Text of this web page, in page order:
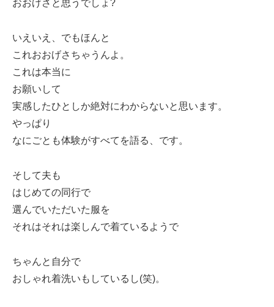
おおげさと思うでしょ?
いえいえ、でもほんと
これおおげさちゃうんよ。
これは本当に
お願いして
実感したひとしか絶対にわからないと思います。
やっぱり
なにごとも体験がすべてを語る、です。
そして夫も
はじめての同行で
選んでいただいた服を
それはそれは楽しんで着ているようで
ちゃんと自分で
おしゃれ着洗いもしているし(笑)。